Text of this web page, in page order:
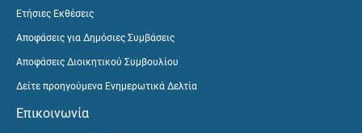
Ετήσιες Εκθέσεις
Αποφάσεις για Δημόσιες Συμβάσεις
Αποφάσεις Διοικητικού Συμβουλίου
Δείτε προηγούμενα Ενημερωτικά Δελτία
Επικοινωνία